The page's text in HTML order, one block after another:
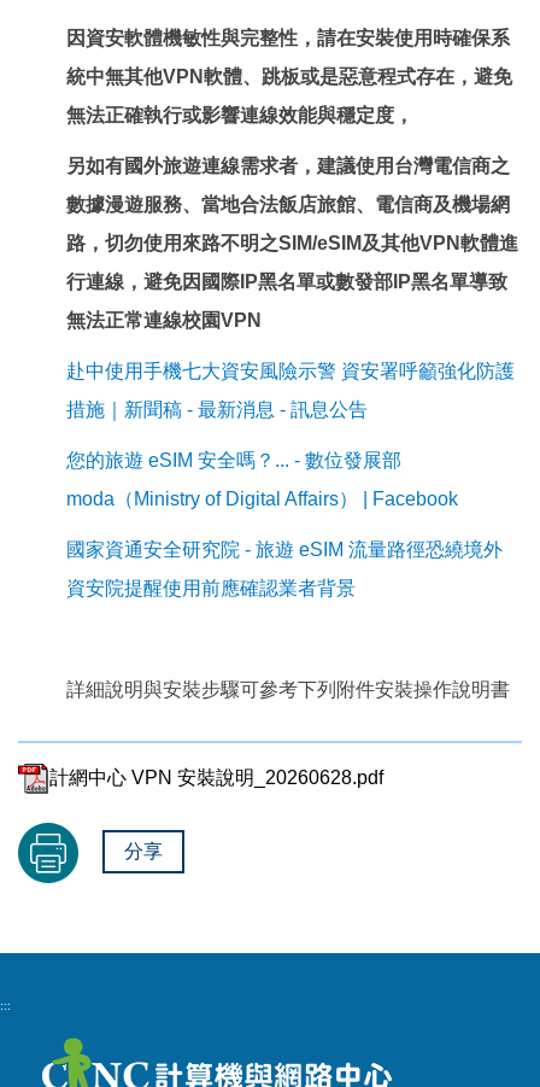
因資安軟體機敏性與完整性，請在安裝使用時確保系
統中無其他VPN軟體、跳板或是惡意程式存在，避免
無法正確執行或影響連線效能與穩定度，
另如有國外旅遊連線需求者，建議使用台灣電信商之
數據漫遊服務、當地合法飯店旅館、電信商及機場網
路，切勿使用來路不明之SIM/eSIM及其他VPN軟體進
行連線，避免因國際IP黑名單或數發部IP黑名單導致
無法正常連線校園VPN
赴中使用手機七大資安風險示警 資安署呼籲強化防護
措施｜新聞稿 - 最新消息 - 訊息公告
您的旅遊 eSIM 安全嗎？... - 數位發展部
moda（Ministry of Digital Affairs） | Facebook
國家資通安全研究院 - 旅遊 eSIM 流量路徑恐繞境外
資安院提醒使用前應確認業者背景
詳細說明與安裝步驟可參考下列附件安裝操作說明書
計網中心 VPN 安裝說明_20260628.pdf
分享
:::